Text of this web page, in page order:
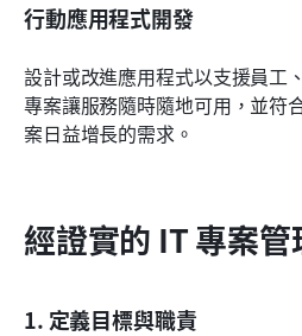
行動應用程式開發
設計或改進應用程式以支援員工
專案讓服務隨時隨地可用，並符
案日益增長的需求。
經證實的 IT 專案
1. 定義目標與職責